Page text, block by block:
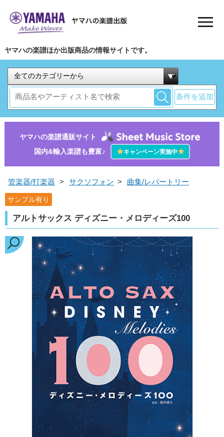
ヤマハの楽譜ほか出版商品の情報サイトです。
条件を追加
ヤマハの楽譜通販サイト
国内&輸入楽譜も豊富♪
★キャンペーン実施中★
管楽器/打楽器 > サクソフォン > 曲集/レパートリー
サンプル有り
アルトサックス ディズニー・メロディーズ100